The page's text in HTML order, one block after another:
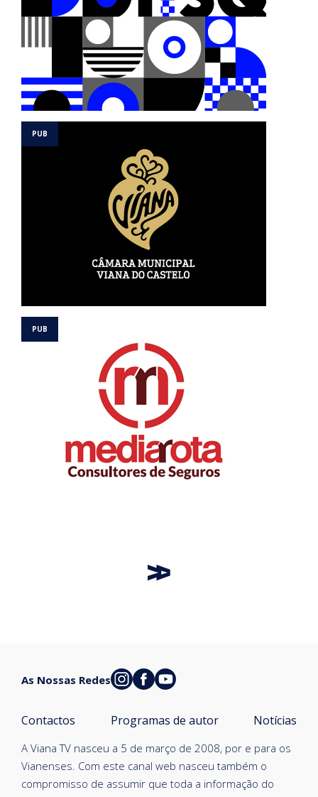
A Viana TV nasceu a 5 de março de 2008, por e para os
Vianenses. Com este canal web nasceu também o
compromisso de assumir que toda a informação do
Contactos Programas de autor Notícias
As Nossas Redes